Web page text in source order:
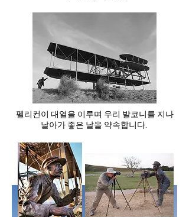
펠리컨이 대열을 이루며 우리 발코니를 지나
날아가 좋은 날을 약속합니다.